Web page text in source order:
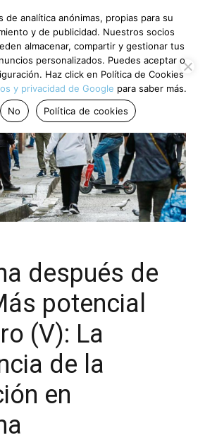
después de
potencial
(V): La
de la
en
de analítica anónimas, propias para su
y de publicidad. Nuestros socios
almacenar, compartir y gestionar tus
personalizados. Puedes aceptar o
Haz click en Política de Cookies
y privacidad de Google para saber más.
No Política de cookies